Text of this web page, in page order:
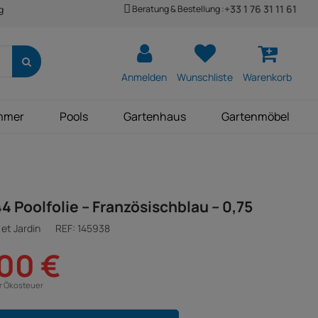
Beratung & Bestellung :+33 1 76 31 11 61
Anmelden Wunschliste Warenkorb
Pools Gartenhaus Gartenmöbel
Poolfolie – Französischblau – 0,75
Jardin REF: 145938
€
Ökosteuer